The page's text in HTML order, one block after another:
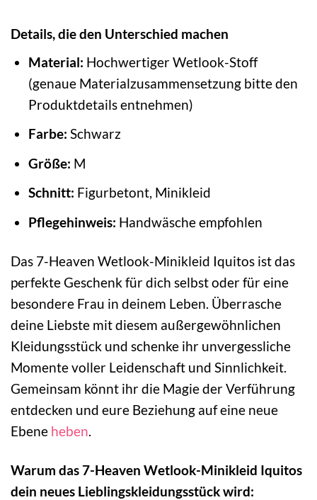
Details, die den Unterschied machen
Material: Hochwertiger Wetlook-Stoff
(genaue Materialzusammensetzung bitte den
Produktdetails entnehmen)
Farbe: Schwarz
Größe: M
Schnitt: Figurbetont, Minikleid
Pflegehinweis: Handwäsche empfohlen
Das 7-Heaven Wetlook-Minikleid Iquitos ist das
perfekte Geschenk für dich selbst oder für eine
besondere Frau in deinem Leben. Überrasche
deine Liebste mit diesem außergewöhnlichen
Kleidungsstück und schenke ihr unvergessliche
Momente voller Leidenschaft und Sinnlichkeit.
Gemeinsam könnt ihr die Magie der Verführung
entdecken und eure Beziehung auf eine neue
Ebene heben
Warum das 7-Heaven Wetlook-Minikleid Iquitos
dein neues Lieblingskleidungsstück wird: